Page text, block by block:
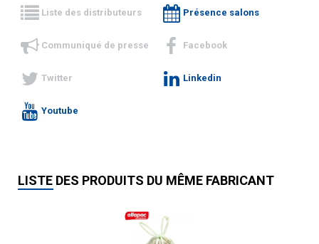
Liste des distributeurs Présence salons
Communiqué de presse Facebook
Twitter Linkedin
Youtube
LISTE DES PRODUITS DU MÊME FABRICANT